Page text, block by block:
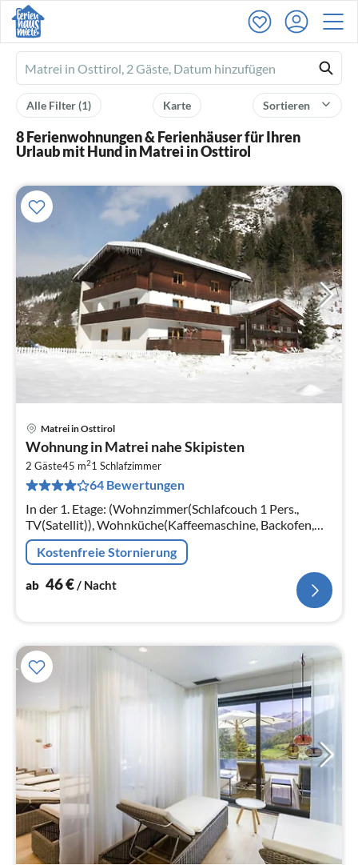
Ferienhausmiete
logo
Sortieren
Karte
Alle Filter(1)
8 Ferienwohnungen & Ferienhäuser für Ihren
Urlaub mit Hund in Matrei in Osttirol
Matrei in Osttirol
Wohnung in Matrei nahe Skipisten
2 Gäste45 m21 Schlafzimmer
64 Bewertungen
In der 1. Etage: (Wohnzimmer(Schlafcouch 1 Pers.,
TV(Satellit)), Wohnküche(Kaffeemaschine, Backofen,
Spülmaschine, Kühl-/Gefrierkombination),
Schlafzimmer(Doppelbett)
Kostenfreie Stornierung
ab 46€/ Nacht